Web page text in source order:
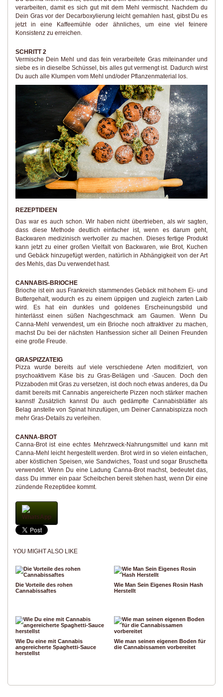
verarbeiten, damit es sich gut mit dem Mehl vermischt. Nachdem du
Dein Gras vor der Decarboxylierung leicht gemahlen hast, gibst Du es
jetzt in eine Kaffeemühle oder ähnliches, um eine viel feinere
Konsistenz zu erreichen.
SCHRITT 2
Vermische Dein Mehl und das fein verarbeitete Gras miteinander und
siebe es in dieselbe Schüssel, bis alles gut vermengt ist. Dadurch wirst
Du auch alle Klumpen vom Mehl und/oder Pflanzenmaterial los.
REZEPTIDEEN
Das war es auch schon. Wir haben nicht übertrieben, als wir sagten,
dass diese Methode deutlich einfacher ist, wenn es darum geht,
Backwaren medizinisch wertvoller zu machen. Dieses fertige Produkt
kann jetzt zu einer großen Vielfalt von Backwaren, wie Brot, Kuchen
und Gebäck hinzugefügt werden, natürlich in Abhängigkeit von der Art
des Mehls, das Du verwendet hast.
CANNABIS-BRIOCHE
Brioche ist ein aus Frankreich stammendes Gebäck mit hohem Ei- und
Buttergehalt, wodurch es zu einem üppigen und zugleich zarten Laib
wird. Es hat ein dunkles und goldenes Erscheinungsbild und
hinterlässt einen süßen Nachgeschmack am Gaumen. Wenn Du
Canna-Mehl verwendest, um ein Brioche noch attraktiver zu machen,
machst Du bei der nächsten Hanfsession sicher all Deinen Freunden
eine große Freude.
GRASPIZZATEIG
Pizza wurde bereits auf viele verschiedene Arten modifiziert, von
psychoaktivem Käse bis zu Gras-Belägen und -Saucen. Doch den
Pizzaboden mit Gras zu versetzen, ist doch noch etwas anderes, da Du
damit bereits mit Cannabis angereicherte Pizzen noch stärker machen
kannst! Zusätzlich kannst Du auch gedämpfte Cannabisblätter als
Belag anstelle von Spinat hinzufügen, um Deiner Cannabispizza noch
mehr Gras-Details zu verleihen.
CANNA-BROT
Canna-Brot ist eine echtes Mehrzweck-Nahrungsmittel und kann mit
Canna-Mehl leicht hergestellt werden. Brot wird in so vielen einfachen,
aber köstlichen Speisen, wie Sandwiches, Toast und sogar Bruschetta
verwendet. Wenn Du eine Ladung Canna-Brot machst, bedeutet das,
dass Du immer ein paar Scheibchen bereit stehen hast, wenn Dir eine
zündende Rezeptidee kommt.
WhatsApp
YOU MIGHT ALSO LIKE
Die Vorteile des rohen
Cannabissaftes
Wie Man Sein Eigenes Rosin Hash
Herstellt
Wie Du eine mit Cannabis
angereicherte Spaghetti-Sauce
herstellst
Wie man seinen eigenen Boden für
die Cannabissamen vorbereitet